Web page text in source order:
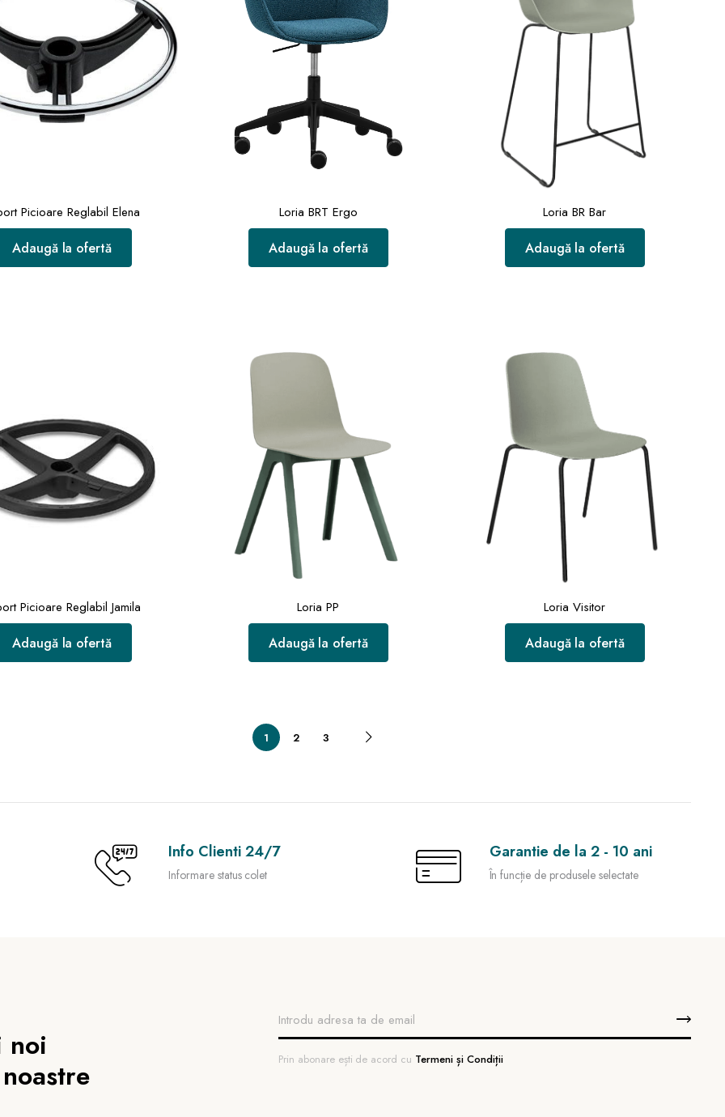
Picioare Reglabil Elena
Adaugă la ofertă
Loria BRT Ergo
Adaugă la ofertă
Loria BR Bar
Adaugă la ofertă
Picioare Reglabil Jamila
Adaugă la ofertă
Loria PP
Adaugă la ofertă
Loria Visitor
Adaugă la ofertă
1 2 3
Info Clienti 24/7
Informare status colet
Garantie de la 2 - 10 ani
În funcție de produsele selectate
noi
Prin abonare ești de acord cu Termeni și Condiții